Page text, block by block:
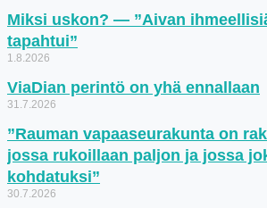
Miksi uskon? — ”Aivan
tapahtui”
1.8.2026
ViaDian perintö on yhä ennallaan
31.7.2026
”Rauman vapaaseurakunta on
jossa rukoillaan paljon ja jossa
kohdatuksi”
30.7.2026